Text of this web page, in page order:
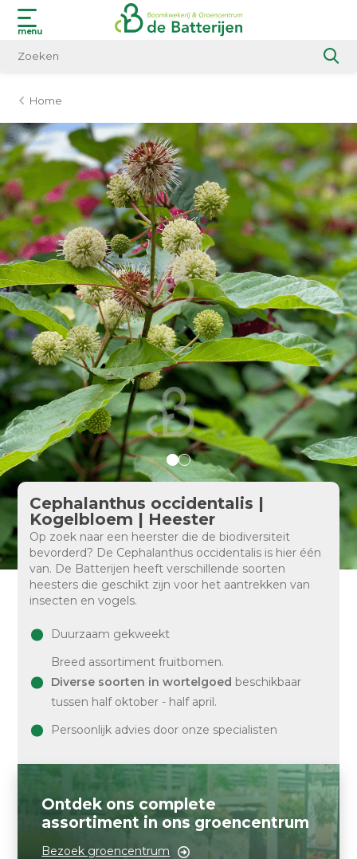
menu
Home
Cephalanthus occidentalis |
Kogelbloem | Heester
Op zoek naar een heerster die de biodiversiteit
bevorderd? De Cephalanthus occidentalis is hier één
van. De Batterijen heeft verschillende soorten
heesters die geschikt zijn voor het aantrekken van
insecten en vogels.
Duurzaam gekweekt
Breed assortiment fruitbomen.
Diverse soorten in wortelgoed beschikbaar
tussen half oktober - half april.
Persoonlijk advies door onze specialisten
Ontdek ons complete
assortiment in ons groencentrum
Bezoek groencentrum